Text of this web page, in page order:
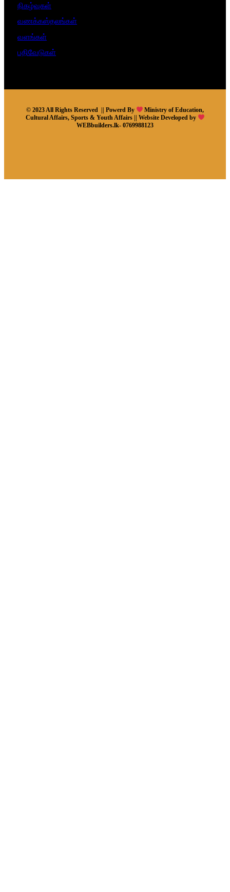
நிகழ்வுகள்
வணக்கஸ்தலங்கள்
வளங்கள்
பதிவேடுகள்
© 2023 All Rights Reserved || Powerd By
Ministry of Education,
Cultural Affairs, Sports & Youth Affairs || Website Developed by
WEBbuilders.lk- 0769988123